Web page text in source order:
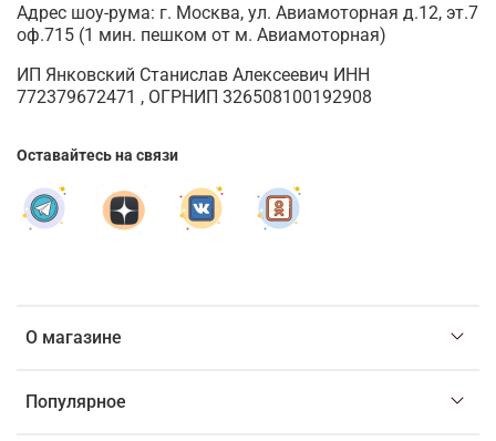
О магазине
Популярное
Адрес шоу-рума: г. Москва, ул. Авиамоторная д.12, эт.7
оф.715 (1 мин. пешком от м. Авиамоторная)
ИП Янковский Станислав Алексеевич ИНН
772379672471 , ОГРНИП 326508100192908
Оставайтесь на связи